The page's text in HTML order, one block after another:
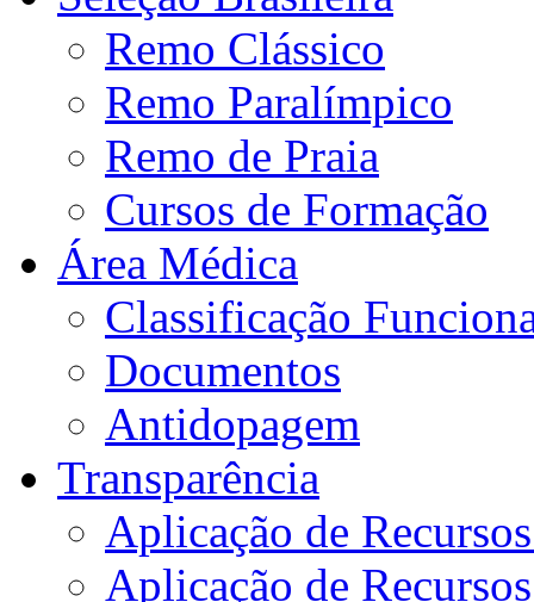
Remo Clássico
Remo Paralímpico
Remo de Praia
Cursos de Formação
Área Médica
Classificação
Documentos
Antidopagem
Transparência
Aplicação de
Aplicação de